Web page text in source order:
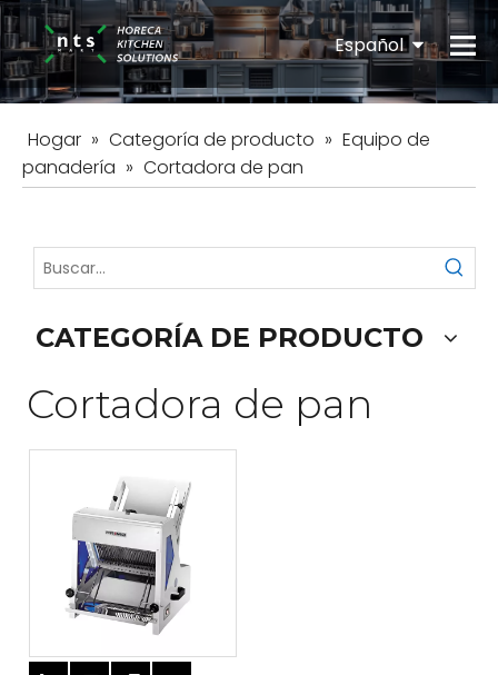
Español
English
Hogar » Categoría de producto » Equipo de
panadería » Cortadora de pan
CATEGORÍA DE PRODUCTO
Cortadora de pan